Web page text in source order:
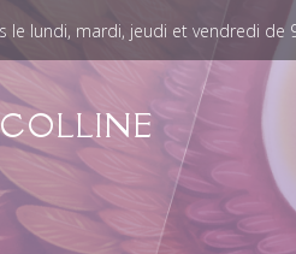
le lundi, mardi, jeudi et vendredi de